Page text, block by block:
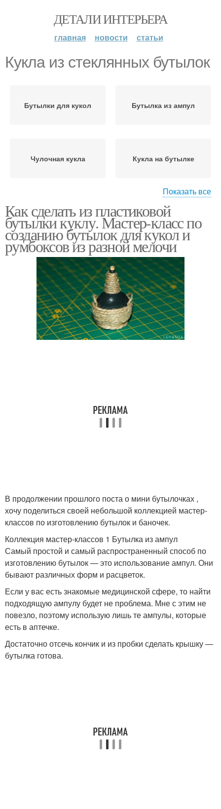
ДЕТАЛИ ИНТЕРЬЕРА
главная новости статьи
Кукла из стеклянных бутылок
Бутылки для кукол Бутылка из ампул
Чулочная кукла Кукла на бутылке
Кукла из капрона Кукла на чайник
Кукла из бутылки Пластиковая бутылка
Кукла из бутылок
Руки из пластиковых
бутылок
Кукла на пластиковой
бутылке
Поделки из
пластиковых бутылок
Показать все
Как сделать из пластиковой
бутылки куклу. Мастер-класс по
созданию бутылок для кукол и
румбоксов из разной мелочи
В продолжении прошлого поста о мини бутылочках ,
хочу поделиться своей небольшой коллекцией мастер-
классов по изготовлению бутылок и баночек.
Коллекция мастер-классов 1 Бутылка из ампул
Самый простой и самый распространенный способ по
изготовлению бутылок — это использование ампул. Они
бывают различных форм и расцветок.
Если у вас есть знакомые медицинской сфере, то найти
подходящую ампулу будет не проблема. Мне с этим не
повезло, поэтому использую лишь те ампулы, которые
есть в аптечке.
Достаточно отсечь кончик и из пробки сделать крышку —
бутылка готова.